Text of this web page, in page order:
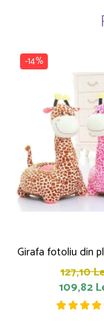
-14%
Girafa fotoliu din
127,10
109,82